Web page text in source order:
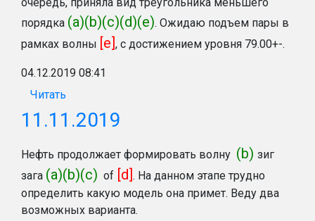
порядка (a)(b)(c)(d)(e). Ожидаю подъем пары в
рамках волны [e], с достижением уровня 79.00+-.
04.12.2019 08:41
Читать
11.11.2019
Нефть продолжает формировать волну (b) зиг
зага (a)(b)(c) of [d]. На данном этапе трудно
определить какую модель она примет. Веду два
возможных варианта.